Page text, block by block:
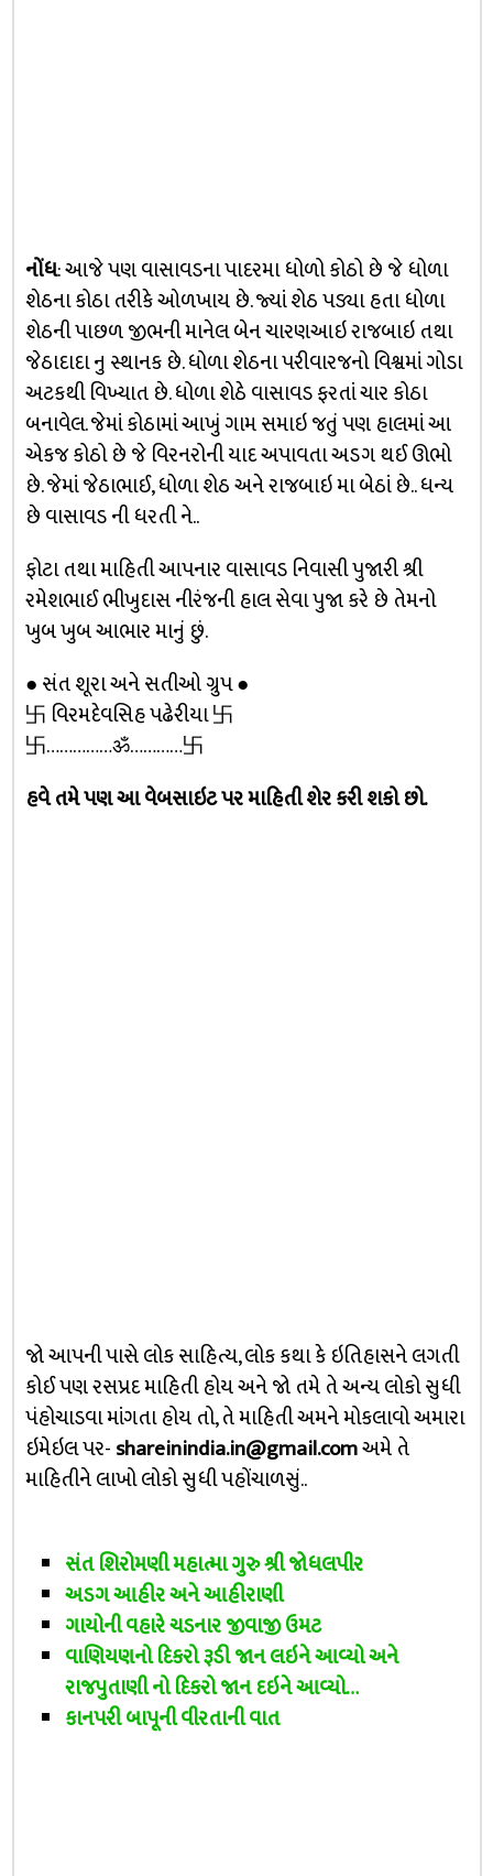
નોંધ: આજે પણ વાસાવડના પાદરમા ધોળો કોઠો છે જે ધોળા
શેઠના કોઠા તરીકે ઓળખાય છે. જ્યાં શેઠ પડ્યા હતા ધોળા
શેઠની પાછળ જીભની માનેલ બેન ચારણઆઇ રાજબાઇ તથા
જેઠાદાદા નુ સ્થાનક છે. ધોળા શેઠના પરીવારજનો વિશ્વમાં ગોડા
અટકથી વિખ્યાત છે. ધોળા શેઠે વાસાવડ ફરતાં ચાર કોઠા
બનાવેલ. જેમાં કોઠામાં આખું ગામ સમાઇ જતું પણ હાલમાં આ
એકજ કોઠો છે જે વિરનરોની યાદ અપાવતા અડગ થઈ ઊભો
છે. જેમાં જેઠાભાઈ, ધોળા શેઠ અને રાજબાઇ મા બેઠાં છે.. ધન્ય
છે વાસાવડ ની ધરતી ને..
ફોટા તથા માહિતી આપનાર વાસાવડ નિવાસી પુજારી શ્રી
રમેશભાઈ ભીખુદાસ નીરંજની હાલ સેવા પુજા કરે છે તેમનો
ખુબ ખુબ આભાર માનું છું.
● સંત શૂરા અને સતીઓ ગ્રુપ ●
卐 વિરમદેવસિહ પઢેરીયા 卐
卐……………ॐ…………卐
હવે તમે પણ આ વેબસાઇટ પર માહિતી શેર કરી શકો છો.
જો આપની પાસે લોક સાહિત્ય, લોક કથા કે ઇતિહાસને લગતી
કોઈ પણ રસપ્રદ માહિતી હોય અને જો તમે તે અન્ય લોકો સુધી
પંહોચાડવા માંગતા હોય તો, તે માહિતી અમને મોકલાવો અમારા
ઇમેઇલ પર-shareinindia.in@gmail.comઅમે તે
માહિતીને લાખો લોકો સુધી પહોંચાળસું..
સંત શિરોમણી મહાત્મા ગુરુ શ્રી જોધલપીર
અડગ આહીર અને આહીરાણી
ગાયોની વહારે ચડનાર જીવાજી ઉમટ
વાણિયણનો દિકરો રૂડી જાન લઇને આવ્યો અને
રાજપુતાણી નો દિકરો જાન દઇને આવ્યો…
કાનપરી બાપૂની વીરતાની વાત